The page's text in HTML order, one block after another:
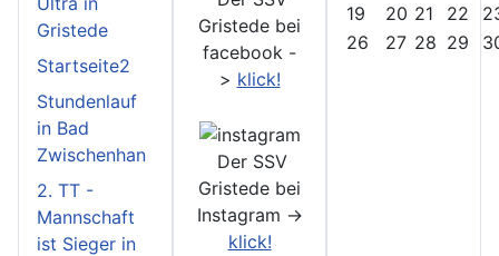
Gristede
Startseite2
Stundenlauf
in Bad
Zwischenhan
2. TT -
Mannschaft
ist Sieger in
Gristede bei
facebook -
> klick!
Der SSV
Gristede bei
Instagram ->
klick!
19
20 21 22
26
27 28 29